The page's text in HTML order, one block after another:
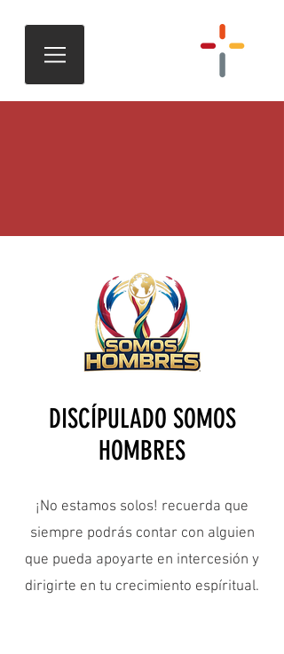
DISCÍPULADO SOMOS
HOMBRES
¡No estamos solos! recuerda que
siempre podrás contar con alguien
que pueda apoyarte en intercesión y
dirigirte en tu crecimiento espíritual.